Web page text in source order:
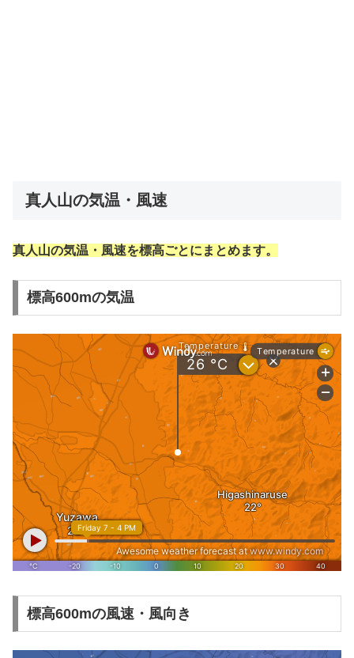
真人山の気温・風速
真人山の気温・風速を標高ごとにまとめます。
標高600mの気温
標高600mの風速・風向き